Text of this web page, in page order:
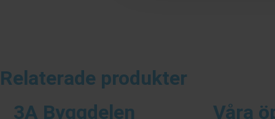
Relaterade produkter
3A Byggdelen
Våra